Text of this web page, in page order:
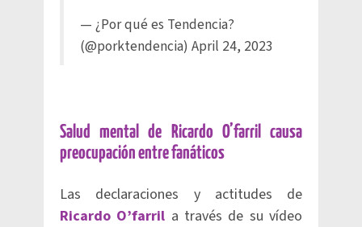
— ¿Por qué es Tendencia?
(@porktendencia) April 24, 2023
Salud mental de Ricardo O’farril causa
preocupación entre fanáticos
Las declaraciones y actitudes de
Ricardo O’farril a través de su vídeo